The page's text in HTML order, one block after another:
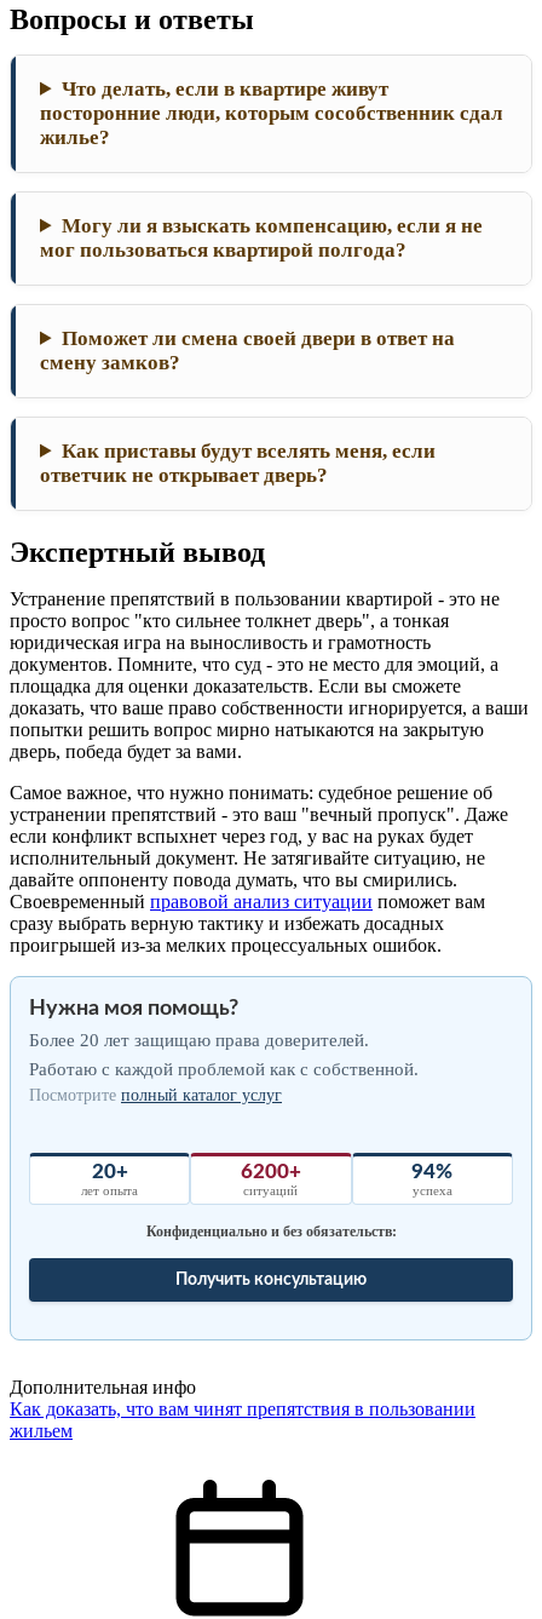
Вопросы и ответы
Что делать, если в квартире живут
посторонние люди, которым сособственник сдал
жилье?
Могу ли я взыскать компенсацию, если я не
мог пользоваться квартирой полгода?
Поможет ли смена своей двери в ответ на
смену замков?
Как приставы будут вселять меня, если
ответчик не открывает дверь?
Экспертный вывод
Устранение препятствий в пользовании квартирой - это не
просто вопрос "кто сильнее толкнет дверь", а тонкая
юридическая игра на выносливость и грамотность
документов. Помните, что суд - это не место для эмоций, а
площадка для оценки доказательств. Если вы сможете
доказать, что ваше право собственности игнорируется, а ваши
попытки решить вопрос мирно натыкаются на закрытую
дверь, победа будет за вами.
Самое важное, что нужно понимать: судебное решение об
устранении препятствий - это ваш "вечный пропуск". Даже
если конфликт вспыхнет через год, у вас на руках будет
исполнительный документ. Не затягивайте ситуацию, не
давайте оппоненту повода думать, что вы смирились.
Своевременный правовой анализ ситуации поможет вам
сразу выбрать верную тактику и избежать досадных
проигрышей из-за мелких процессуальных ошибок.
Нужна моя помощь?
Более 20 лет защищаю права доверителей.
Работаю с каждой проблемой как с собственной.
Посмотрите полный каталог услуг
20+
лет опыта
6200+
ситуаций
94%
успеха
Конфиденциально и без обязательств:
Получить консультацию
Дополнительная инфо
Как доказать, что вам чинят препятствия в пользовании
жильем